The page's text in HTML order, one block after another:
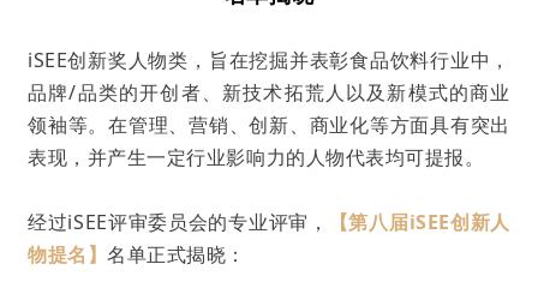
iSEE创新奖人物类，旨在挖掘并表彰食品饮料行业中，
品牌/品类的开创者、新技术拓荒人以及新模式的商业
领袖等。在管理、营销、创新、商业化等方面具有突出
表现，并产生一定行业影响力的人物代表均可提报。
经过iSEE评审委员会的专业评审， 【第八届iSEE创新人
物提名 】名单正式揭晓：